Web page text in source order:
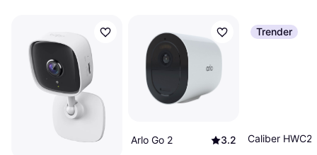
Arlo Go 2 3.2
Trender
Caliber